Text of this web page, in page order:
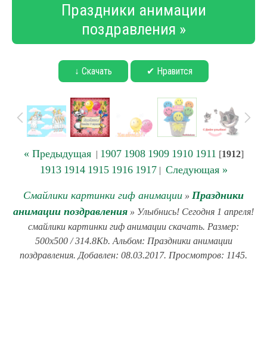
Праздники анимации
поздравления »
↓ Скачать ✔ Нравится
« Предыдущая| 1907 1908 1909 1910 1911 [1912]
1913 1914 1915 1916 1917| Следующая »
Смайлики картинки гиф анимации » Праздники
анимации поздравления » Улыбнись! Сегодня 1 апреля!
смайлики картинки гиф анимации скачать. Размер:
500x500 / 314.8Kb. Альбом: Праздники анимации
поздравления. Добавлен: 08.03.2017. Просмотров: 1145.